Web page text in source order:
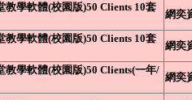
教學軟體(校園版)50 Clients 10套
網奕
教學軟體(校園版)50 Clients 10套
網奕
教學軟體(校園版)50 Clients(一年/
網奕